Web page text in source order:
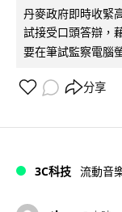
丹麥政府即時收緊
試接受口頭答辯，
要在筆試監察電腦
分享
3C科技 流動音